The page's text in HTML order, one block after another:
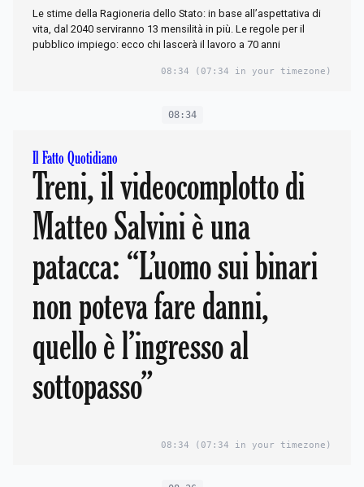
Le stime della Ragioneria dello Stato: in base all’aspettativa di
vita, dal 2040 serviranno 13 mensilità in più. Le regole per il
pubblico impiego: ecco chi lascerà il lavoro a 70 anni
08:34 (07:34 in your timezone)
08:34
Il Fatto Quotidiano
Treni, il videocomplotto di
Matteo Salvini è una
patacca: “L’uomo sui binari
non poteva fare danni,
quello è l’ingresso al
sottopasso”
08:34 (07:34 in your timezone)